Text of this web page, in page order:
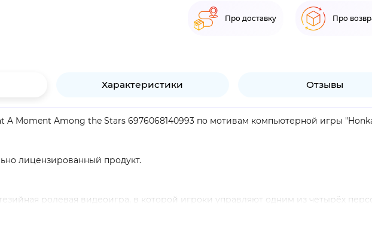
Про доставку Про
Характеристики Отзывы
Moment Among the Stars 6976068140993 по мотивам компьютерной игры
лицензированный продукт.
ролевая видеоигра, в которой игроки управляют одним из четырёх